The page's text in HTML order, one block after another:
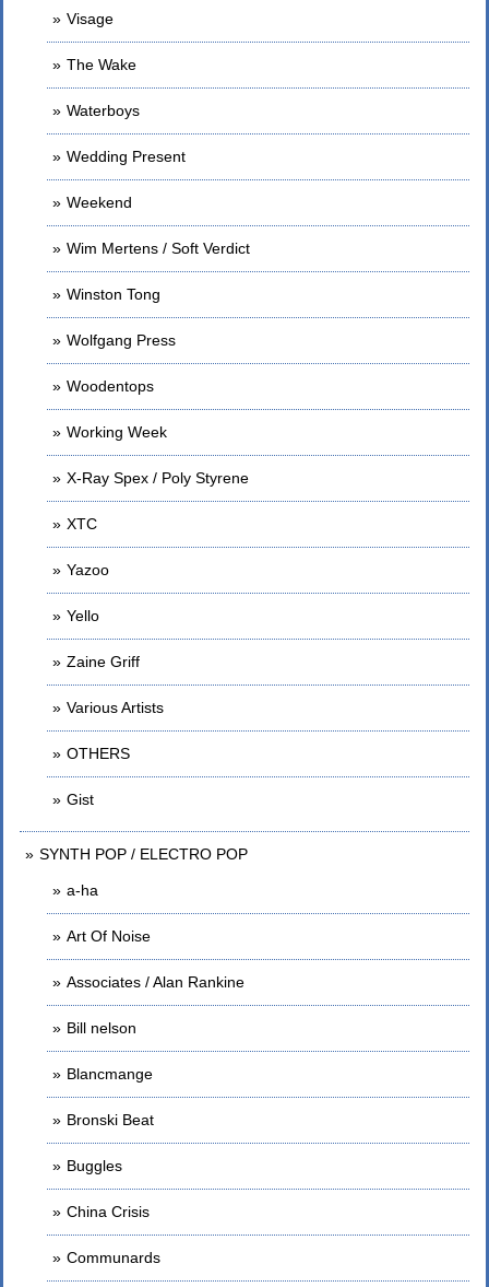
Visage
The Wake
Waterboys
Wedding Present
Weekend
Wim Mertens / Soft Verdict
Winston Tong
Wolfgang Press
Woodentops
Working Week
X-Ray Spex / Poly Styrene
XTC
Yazoo
Yello
Zaine Griff
Various Artists
OTHERS
Gist
SYNTH POP / ELECTRO POP
a-ha
Art Of Noise
Associates / Alan Rankine
Bill nelson
Blancmange
Bronski Beat
Buggles
China Crisis
Communards